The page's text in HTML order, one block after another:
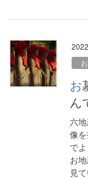
お墓参りで見かける六地蔵。6体並
ん
六
像
で
お
見